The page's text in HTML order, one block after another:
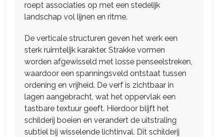
roept associaties op met een stedelijk
landschap vol lijnen en ritme.
De verticale structuren geven het werk een
sterk ruimtelijk karakter. Strakke vormen
worden afgewisseld met losse penseelstreken,
waardoor een spanningsveld ontstaat tussen
ordening en vrijheid. De verf is zichtbaar in
lagen aangebracht, wat het oppervlak een
tastbare textuur geeft. Hierdoor blijft het
schilderij boeien en verandert de uitstraling
subtiel bij wisselende lichtinval. Dit schilderij